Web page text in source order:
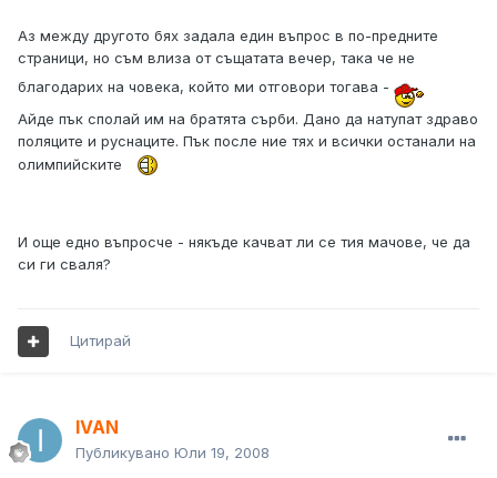
Аз между другото бях задала един въпрос в по-предните
страници, но съм влиза от същатата вечер, така че не
благодарих на човека, който ми отговори тогава -
Айде пък сполай им на братята сърби. Дано да натупат здраво
поляците и руснаците. Пък после ние тях и всички останали на
олимпийските
И още едно въпросче - някъде качват ли се тия мачове, че да
си ги сваля?
Цитирай
IVAN
Публикувано Юли 19, 2008